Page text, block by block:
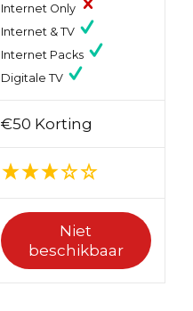
Internet Only
Internet & TV
Internet Packs
Digitale TV
€50 Korting
Niet
beschikbaar